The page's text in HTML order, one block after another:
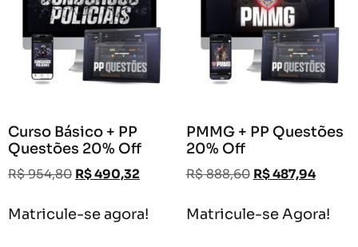
Curso Básico + PP
Questões 20% Off
R$954,80 R$490,32
Matricule-se agora!
PMMG + PP Questões
20% Off
R$888,60 R$487,94
Matricule-se Agora!